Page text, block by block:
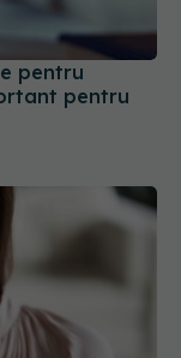
pentru
pentru